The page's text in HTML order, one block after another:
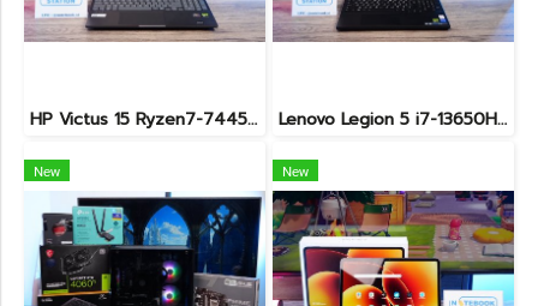
HP Victus 15 Ryzen7-7445HS RTX4050(6GB) Ram16 SSD512GB จอ15.6 FHD 144Hz เกมมิ่งสเปคสูง มีประกันศูนย์ เพียง 26,900.- Lenovo Legion 5 i7-13650HX RTX5060(8GB) RAM16 512GB M.2 จอ15.3นิ้ว FHD+ 165Hz เกมมิ่งสเปคสูง คีย์บอร์ดไฟสีขาว ดีไซน์เรียบหรูดูทันสมัย ประกันศูนย์ยาวถึงปี2028 เครื่องพร้อมใช้งานในราคาสุดคุ้มเพียง 39,990.-
New New